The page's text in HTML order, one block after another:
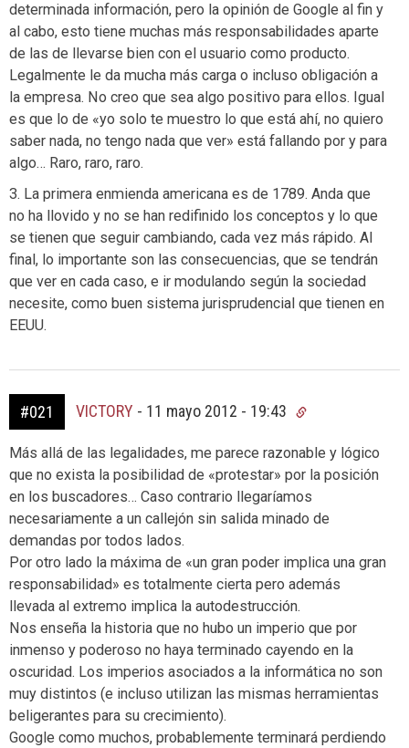
determinada información, pero la opinión de Google al fin y
al cabo, esto tiene muchas más responsabilidades aparte
de las de llevarse bien con el usuario como producto.
Legalmente le da mucha más carga o incluso obligación a
la empresa. No creo que sea algo positivo para ellos. Igual
es que lo de «yo solo te muestro lo que está ahí, no quiero
saber nada, no tengo nada que ver» está fallando por y para
algo… Raro, raro, raro.
3. La primera enmienda americana es de 1789. Anda que
no ha llovido y no se han redifinido los conceptos y lo que
se tienen que seguir cambiando, cada vez más rápido. Al
final, lo importante son las consecuencias, que se tendrán
que ver en cada caso, e ir modulando según la sociedad
necesite, como buen sistema jurisprudencial que tienen en
EEUU.
#021 VICTORY - 11 mayo 2012 - 19:43
Más allá de las legalidades, me parece razonable y lógico
que no exista la posibilidad de «protestar» por la posición
en los buscadores… Caso contrario llegaríamos
necesariamente a un callejón sin salida minado de
demandas por todos lados.
Por otro lado la máxima de «un gran poder implica una gran
responsabilidad» es totalmente cierta pero además
llevada al extremo implica la autodestrucción.
Nos enseña la historia que no hubo un imperio que por
inmenso y poderoso no haya terminado cayendo en la
oscuridad. Los imperios asociados a la informática no son
muy distintos (e incluso utilizan las mismas herramientas
beligerantes para su crecimiento).
Google como muchos, probablemente terminará perdiendo